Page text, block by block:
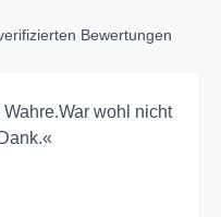
Bewertungen
wohl nicht